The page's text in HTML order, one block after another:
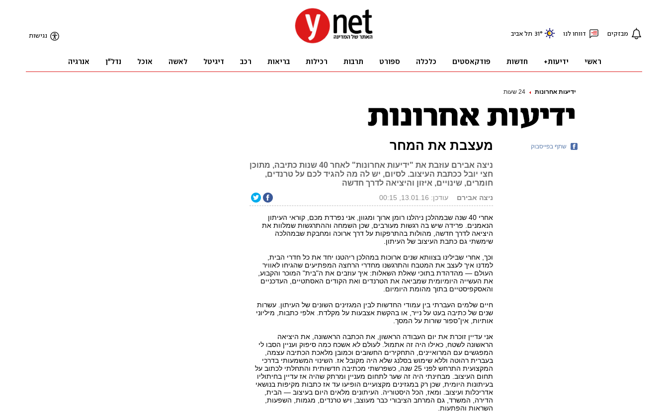
ידיעות אחרונות 24 שעות
מעצבת את המחר
ניצה אבירם עוזבת את "ידיעות אחרונות" לאחר 40 שנות כתיבה, מתוכן
חצי יובל ככתבת העיצוב. לסיום, יש לה מה להגיד לכם על טרנדים,
חומרים, שינויים, איזון והיציאה לדרך חדשה
ניצה אבירם עודכן: 13.01.16, 00:15
אחרי 40 שנה שבמהלכן ניהלנו רומן ארוך ומגוון, אני נפרדת מכם, קוראי העיתון
הנאמנים. פרידה שיש בה רגשות מעורבים, שכן השמחה וההתרגשות שמלוות את
היציאה לדרך חדשה, מהולות בהתרפקות על דרך ארוכה ומחבקת שבמהלכה
שימשתי גם כתבת העיצוב של העיתון.
וכך, אחרי שבילינו בצוותא שנים ארוכות במהלכן ריהטנו יחד את כל חדרי הבית,
למדנו איך לעצב את המטבח והתרגשנו מחדרי הרחצה המפתיעים שהגיחו לאוויר
העולם — מהדהדת בתוכי שאלת השאלות: איך עוזבים את ה"בית" המוכר והקבוע,
את העשייה היומיומית שמביאה את הטרנדים ואת הקודים האסתטיים, העדכניים
והאסקפיסטיים בתוך מהומת היומיום.
חיים שלמים העברתי בין עמודי החדשות לבין המגזינים השונים של העיתון. עשרות
שנים של כתיבה בעט על נייר, או בהקשת אצבעות על מקלדת. אלפי כתבות, מיליוני
אותיות, אין־ספור שורות על המסך.
אני עדיין זוכרת את יום העבודה הראשון, את הכתבה הראשונה, את היציאה
הראשונה לשטח, כאילו היה זה אתמול. לעולם לא אשכח כמה סיפוק ועניין הסבו לי
המפגשים עם המרואיינים, התחקירים החשובים וכמובן מלאכת הכתיבה עצמה,
בעברית רהוטה וללא שימוש בסלנג שלא היה מקובל אז. השינוי המשמעותי בדרכי
המקצועית התרחש לפני 25 שנה, כשפרשתי מכתיבה חדשותית והתחלתי לכתוב על
תחום העיצוב. מבחינתי היה זה שער לתחום מעניין ומרתק שהיה אז עדיין בחיתוליו
בעיתונות היומית, שכן רק במגזינים מקצועיים הופיעו עד אז כתבות מקיפות בנושאי
אדריכלות ועיצוב. ומאז, הכל היסטוריה. העיתונים מלאים היום בעיצוב — הבית,
הדירה, המשרד, גם המרחב הציבורי כבר מעוצב, ויש טרנדים, מגמות, השפעות,
השראות והפתעות.
שתף בפייסבוק